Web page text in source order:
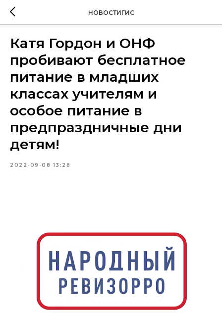
НОВОСТИГИС
Катя Гордон и ОНФ
пробивают бесплатное
питание в младших
классах учителям и
особое питание в
предпраздничные дни
детям!
2022-09-08 13:28